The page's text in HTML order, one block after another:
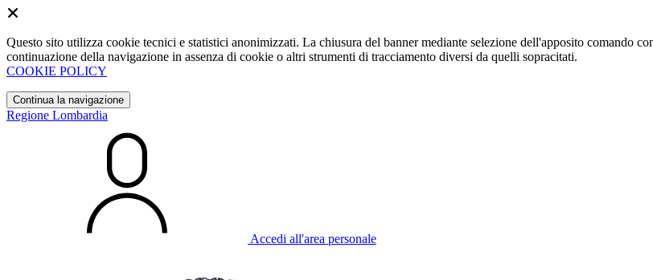
Questo sito utilizza cookie tecnici e statistici anonimizzati. La chiusura del banner mediante selezione dell'apposito comando
continuazione della navigazione in assenza di cookie o altri strumenti di tracciamento diversi da quelli sopracitati.
COOKIE POLICY
Continua la navigazione
Regione Lombardia
Accedi all'area personale